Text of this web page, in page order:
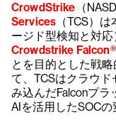
CrowdStrike （
Services （TCS）
ージド型検知と対
Crowdstrike
とを目的とした戦
て、TCSはクラウ
み込んだFalconプラ
AIを活用したSOCの